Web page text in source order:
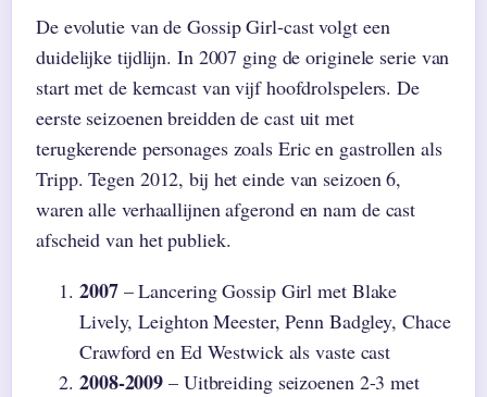
De evolutie van de Gossip Girl-cast volgt een
duidelijke tijdlijn. In 2007 ging de originele serie van
start met de kerncast van vijf hoofdrolspelers. De
eerste seizoenen breidden de cast uit met
terugkerende personages zoals Eric en gastrollen als
Tripp. Tegen 2012, bij het einde van seizoen 6,
waren alle verhaallijnen afgerond en nam de cast
afscheid van het publiek.
2007– Lancering Gossip Girl met Blake
Lively, Leighton Meester, Penn Badgley, Chace
Crawford en Ed Westwick als vaste cast
2008-2009 – Uitbreiding seizoenen 2-3 met